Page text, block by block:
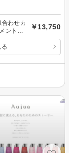
わせカ
ント＋
￥13,750